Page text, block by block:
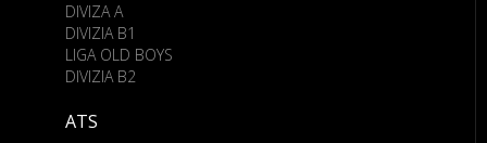
DIVIZA A
DIVIZIA B1
LIGA OLD BOYS
DIVIZIA B2
ATS